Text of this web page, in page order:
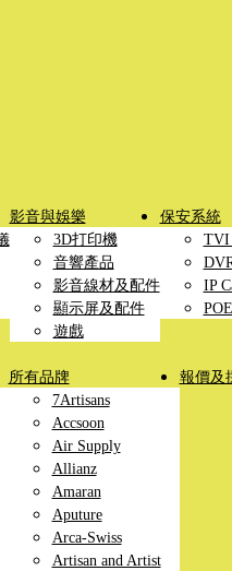
影音與娛樂
3D打印機
音響產品
影音線材及配件
顯示屏及配件
遊戲
保安系統
TVI
IP
所有品牌
7Artisans
Accsoon
Air Supply
Allianz
Amaran
Aputure
Arca-Swiss
Artisan and Artist
報價及